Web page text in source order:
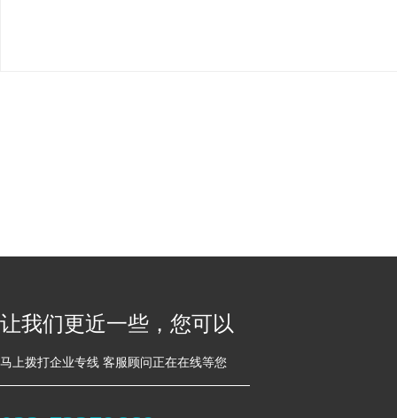
让我们更近一些，您可以
马上拨打企业专线 客服顾问正在在线等您